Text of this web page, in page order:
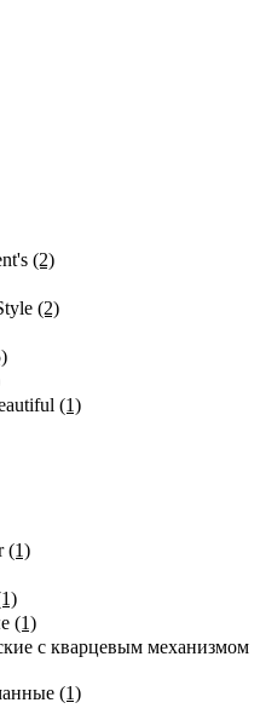
(2)
(2)
(1)
(1)
(1)
с кварцевым механизмом
(1)